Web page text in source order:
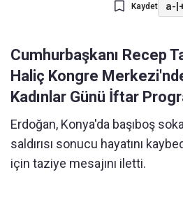
Kaydet a-|
Cumhurbaşkanı Recep
Haliç Kongre
Kadınlar Günü İftar
Erdoğan, Konya'da başıboş
saldırısı sonucu hayatını
için taziye mesajını iletti.